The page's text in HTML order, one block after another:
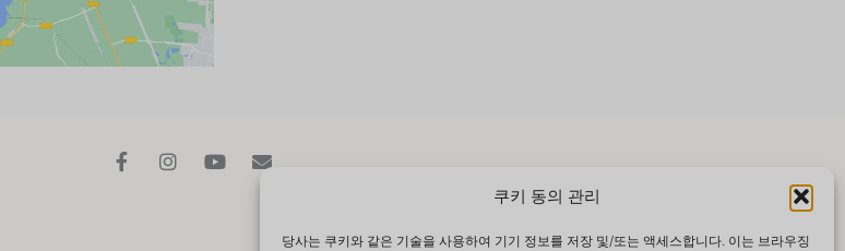
쿠키 동의 관리
당사는 쿠키와 같은 기술을 사용하여 기기 정보를 저장 및/또는 액세스합니다. 이는 브라우징